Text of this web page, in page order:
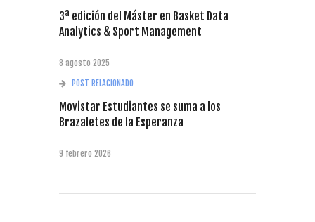
3ª edición del Máster en Basket Data
Analytics & Sport Management
8 agosto 2025
POST RELACIONADO
Movistar Estudiantes se suma a los
Brazaletes de la Esperanza
9 febrero 2026